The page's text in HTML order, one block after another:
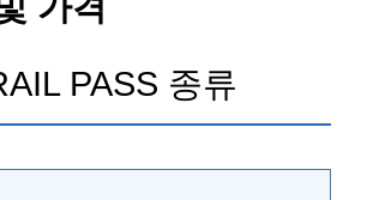
PASS 종류